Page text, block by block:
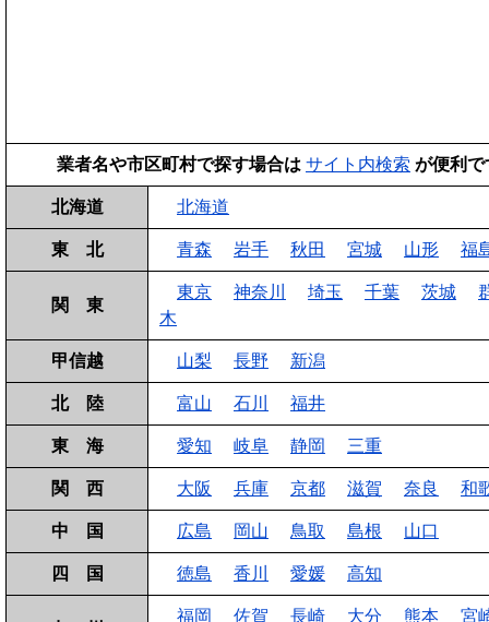
業者名や市区町村で探す場合は サイト内検索 が便利で
北海道 北海道
東 北 青森 岩手 秋田 宮城 山形 福
関 東
東京 神奈川 埼玉 千葉 茨城
木
甲信越 山梨 長野 新潟
北 陸 富山 石川 福井
東 海 愛知 岐阜 静岡 三重
関 西 大阪 兵庫 京都 滋賀 奈良 和
中 国 広島 岡山 鳥取 島根 山口
四 国 徳島 香川 愛媛 高知
福岡 佐賀 長崎 大分 熊本 宮